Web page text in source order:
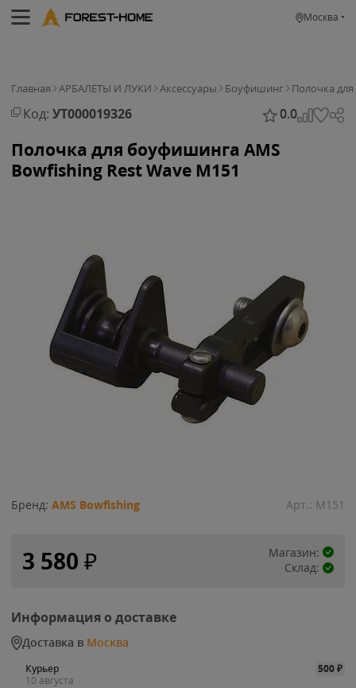
Москва
Главная АРБАЛЕТЫ И ЛУКИ Аксессуары Боуфишинг Полочка
Код: УТ000019326 0.0
Полочка для боуфишинга AMS
Bowfishing Rest Wave M151
Бренд: AMS Bowfishing Арт.: M151
3 580 ₽
Магазин:
Склад:
Информация о доставке
Доставка в Москва
Курьер 500₽
10 августа